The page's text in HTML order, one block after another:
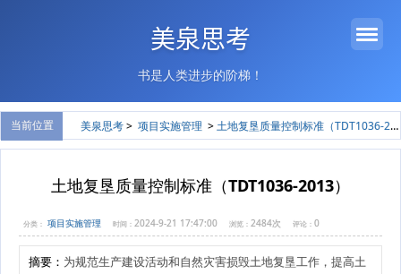
美泉思考
书是人类进步的阶梯！
当前位置 美泉思考> 项目实施管理 >土地复垦质量控制标准（TDT1036-2013）
土地复垦质量控制标准（TDT1036-2013）
分类： 项目实施管理 时间： 2024-9-21 17:47:00 浏览： 2484次 评论： 0
摘要： 为规范生产建设活动和自然灾害损毁土地复垦工作，提高土